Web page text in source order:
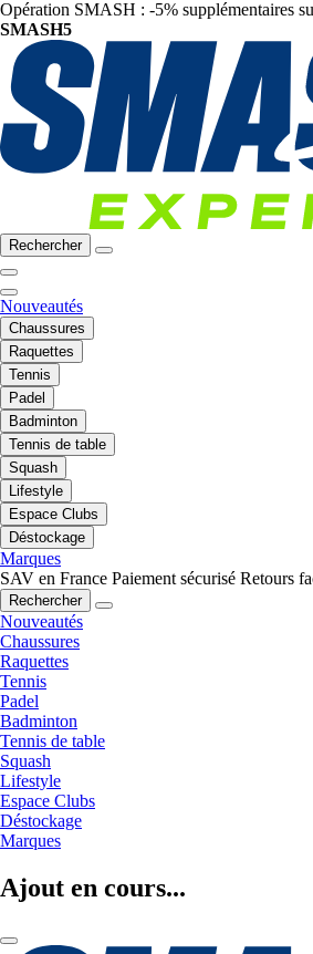
Opération SMASH : -5% supplémentaires
SMASH5
Rechercher
Nouveautés
Chaussures
Raquettes
Tennis
Padel
Badminton
Tennis de table
Squash
Lifestyle
Espace Clubs
Déstockage
Marques
SAV en France Paiement sécurisé Retours
Rechercher
Nouveautés
Chaussures
Raquettes
Tennis
Padel
Badminton
Tennis de table
Squash
Lifestyle
Espace Clubs
Déstockage
Marques
Ajout en cours...